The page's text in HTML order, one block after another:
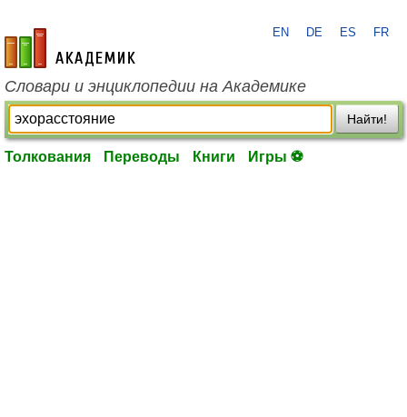
academic.ru
EN DE ES FR
Словари и энциклопедии на Академике
Найти!
Толкования Переводы Книги Игры ⚽